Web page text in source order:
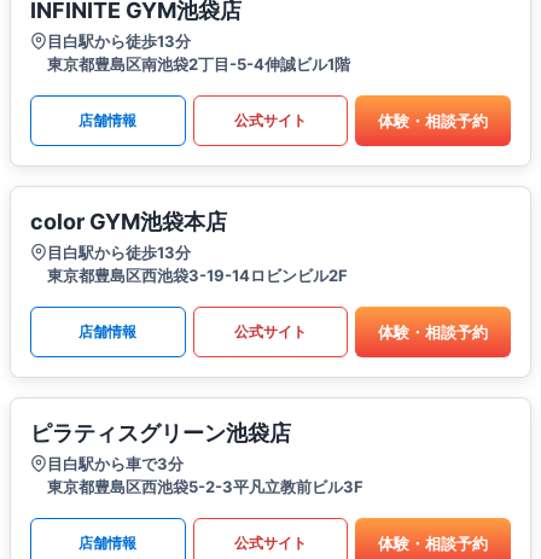
INFINITE GYM池袋店
目白駅から徒歩13分
東京都豊島区南池袋2丁目-5-4伸誠ビル1階
店舗情報 公式サイト 体験・相談予約
color GYM池袋本店
目白駅から徒歩13分
東京都豊島区西池袋3-19-14ロビンビル2F
店舗情報 公式サイト 体験・相談予約
ピラティスグリーン池袋店
目白駅から車で3分
東京都豊島区西池袋5-2-3平凡立教前ビル3F
店舗情報 公式サイト 体験・相談予約